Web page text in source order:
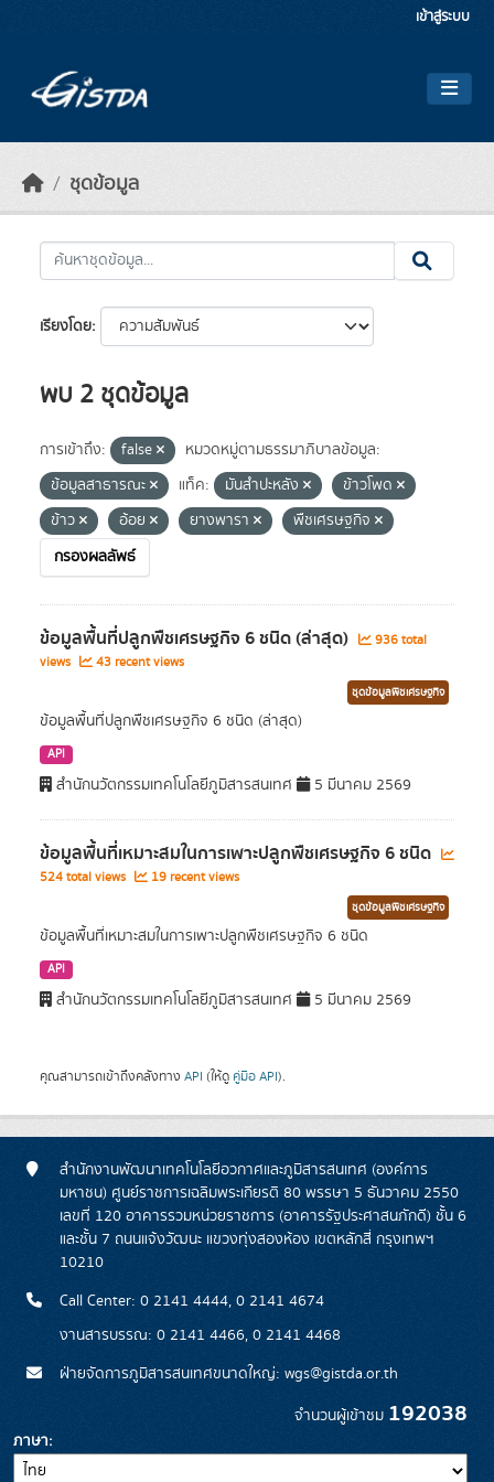
เข้าสู่ระบบ
ชุดข้อมูล
เรียงโดย
พบ 2 ชุดข้อมูล
การเข้าถึง: false
หมวดหมู่ตามธรรมาภิบาลข้อมูล:
ข้อมูลสาธารณะ
แท็ค: มันสำปะหลัง
ข้าวโพด
ข้าว
อ้อย ยางพารา
พืชเศรษฐกิจ
กรองผลลัพธ์
ข้อมูลพื้นที่ปลูกพืชเศรษฐกิจ 6 ชนิด (ล่าสุด)
936 total
views
43 recent views
ชุดข้อมูลพืชเศรษฐกิจ
ข้อมูลพื้นที่ปลูกพืชเศรษฐกิจ 6 ชนิด (ล่าสุด)
API
สำนักนวัตกรรมเทคโนโลยีภูมิสารสนเทศ 5 มีนาคม 2569
ข้อมูลพื้นที่เหมาะสมในการเพาะปลูกพืชเศรษฐกิจ 6 ชนิด
524 total views 19 recent views
ชุดข้อมูลพืชเศรษฐกิจ
ข้อมูลพื้นที่เหมาะสมในการเพาะปลูกพืชเศรษฐกิจ 6 ชนิด
API
สำนักนวัตกรรมเทคโนโลยีภูมิสารสนเทศ 5 มีนาคม 2569
คุณสามารถเข้าถึงคลังทาง API (ให้ดู คู่มือ API).
สำนักงานพัฒนาเทคโนโลยีอวกาศและภูมิสารสนเทศ (องค์การ
มหาชน) ศูนย์ราชการเฉลิมพระเกียรติ 80 พรรษา 5 ธันวาคม 2550
เลขที่ 120 อาคารรวมหน่วยราชการ (อาคารรัฐประศาสนภักดี) ชั้น 6
และชั้น 7 ถนนแจ้งวัฒนะ แขวงทุ่งสองห้อง เขตหลักสี่ กรุงเทพฯ
10210
Call Center: 0 2141 4444, 0 2141 4674
งานสารบรรณ: 0 2141 4466, 0 2141 4468
ฝ่ายจัดการภูมิสารสนเทศขนาดใหญ่: wgs@gistda.or.th
จำนวนผู้เข้าชม 192038
ภาษา